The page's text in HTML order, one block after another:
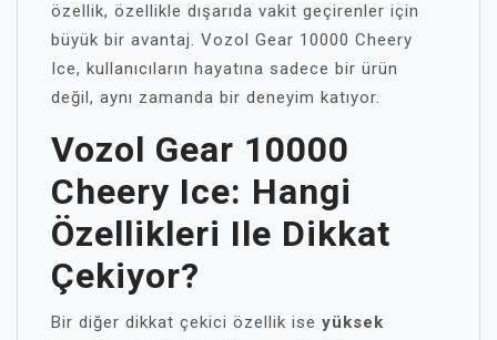
özellik, özellikle dışarıda vakit geçirenler için
büyük bir avantaj. Vozol Gear 10000 Cheery
Ice, kullanıcıların hayatına sadece bir ürün
değil, aynı zamanda bir deneyim katıyor.
Vozol Gear 10000
Cheery Ice: Hangi
Özellikleri Ile Dikkat
Çekiyor?
Bir diğer dikkat çekici özellik ise yüksek